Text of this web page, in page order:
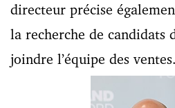
directeur précise
la recherche de candidats
joindre l’équipe des ventes.